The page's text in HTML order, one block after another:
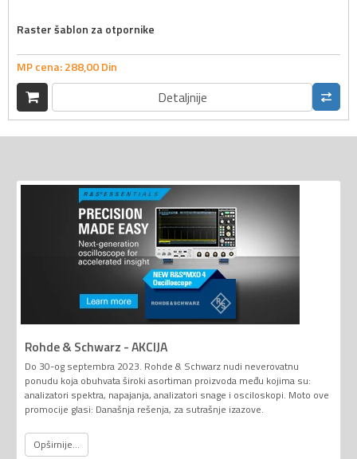
Raster šablon za otpornike
MP cena:288,00Din
Detaljnije
Rohde & Schwarz - AKCIJA
Do 30-og septembra 2023. Rohde & Schwarz nudi neverovatnu
ponudu koja obuhvata široki asortiman proizvoda među kojima su:
analizatori spektra, napajanja, analizatori snage i osciloskopi. Moto ove
promocije glasi: Današnja rešenja, za sutrašnje izazove.
Opširnije...